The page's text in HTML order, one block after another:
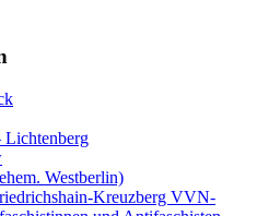
Westberlin)
Kreuzberg VVN-